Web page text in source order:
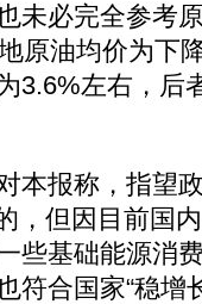
必完全参考
原油均价为下
3.6%左右，后
报称，指望
，但因目前国
些基础能源消
符合国家“稳增